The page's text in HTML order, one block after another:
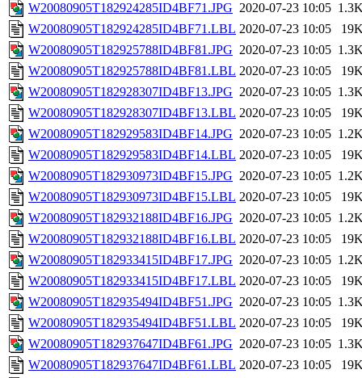
W20080905T182924285ID4BF71.JPG 2020-07-23 10:05
W20080905T182924285ID4BF71.LBL 2020-07-23 10:05
W20080905T182925788ID4BF81.JPG 2020-07-23 10:05
W20080905T182925788ID4BF81.LBL 2020-07-23 10:05
W20080905T182928307ID4BF13.JPG 2020-07-23 10:05
W20080905T182928307ID4BF13.LBL 2020-07-23 10:05
W20080905T182929583ID4BF14.JPG 2020-07-23 10:05
W20080905T182929583ID4BF14.LBL 2020-07-23 10:05
W20080905T182930973ID4BF15.JPG 2020-07-23 10:05
W20080905T182930973ID4BF15.LBL 2020-07-23 10:05
W20080905T182932188ID4BF16.JPG 2020-07-23 10:05
W20080905T182932188ID4BF16.LBL 2020-07-23 10:05
W20080905T182933415ID4BF17.JPG 2020-07-23 10:05
W20080905T182933415ID4BF17.LBL 2020-07-23 10:05
W20080905T182935494ID4BF51.JPG 2020-07-23 10:05
W20080905T182935494ID4BF51.LBL 2020-07-23 10:05
W20080905T182937647ID4BF61.JPG 2020-07-23 10:05
W20080905T182937647ID4BF61.LBL 2020-07-23 10:05